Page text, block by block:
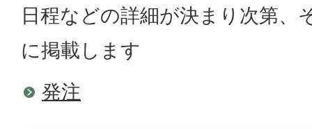
日程などの詳細が決まり次第、
に掲載します
発注